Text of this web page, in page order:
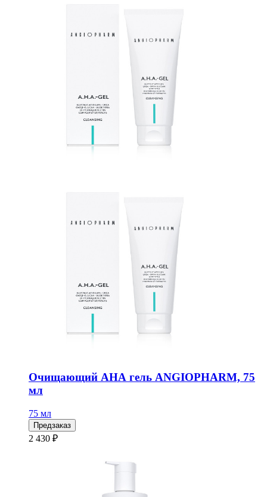
Очищающий АНА гель ANGIOPHARM, 75
мл
75 мл
Предзаказ
2 430 ₽